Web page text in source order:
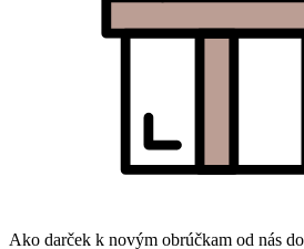
Ako darček k novým obrúčkam od nás